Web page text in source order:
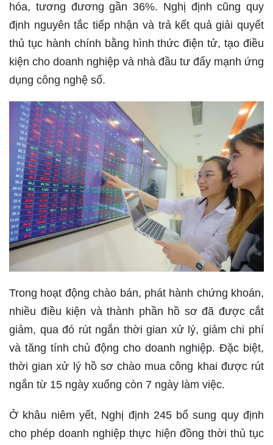
hóa, tương đương gần 36%. Nghị định cũng quy
định nguyên tắc tiếp nhận và trả kết quả giải quyết
thủ tục hành chính bằng hình thức điện tử, tạo điều
kiện cho doanh nghiệp và nhà đầu tư đẩy mạnh ứng
dụng công nghệ số.
Trong hoạt động chào bán, phát hành chứng khoán,
nhiều điều kiện và thành phần hồ sơ đã được cắt
giảm, qua đó rút ngắn thời gian xử lý, giảm chi phí
và tăng tính chủ động cho doanh nghiệp. Đặc biệt,
thời gian xử lý hồ sơ chào mua công khai được rút
ngắn từ 15 ngày xuống còn 7 ngày làm việc.
Ở khâu niêm yết, Nghị định 245 bổ sung quy định
cho phép doanh nghiệp thực hiện đồng thời thủ tục